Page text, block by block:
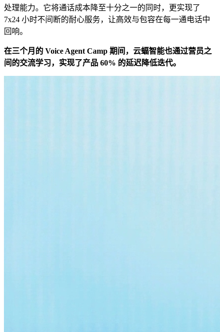
处理能力。它将通话成本降至十分之一的同时，更实现了
7x24 小时不间断的耐心服务，让高效与包容在每一通电话中
回响。
在三个月的 Voice Agent Camp 期间，云蝠智能也通过营员之
间的交流学习，实现了产品 60% 的延迟降低迭代。